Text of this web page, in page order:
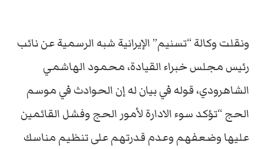
ونقلت وكالة “تسنيم” الإيرانية شبه الرسمية عن نائب
رئيس مجلس خبراء القيادة، محمود الهاشمي
الشاهرودي، قوله في بيان له إن الحوادث في موسم
الحج “تؤكد سوء الادارة لأمور الحج وفشل القائمين
عليها وضعفهم وعدم قدرتهم على تنظيم مناسك